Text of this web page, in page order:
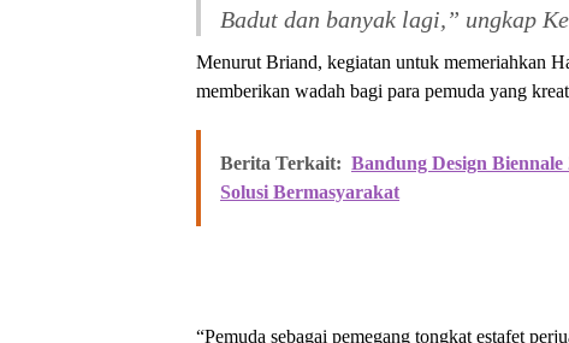
Badut dan banyak lagi,” ungkap
Menurut Briand, kegiatan untuk memeriahkan
memberikan wadah bagi para pemuda yang
Berita Terkait: Bandung Design
Solusi Bermasyarakat
“Pemuda sebagai pemegang tongkat estafet